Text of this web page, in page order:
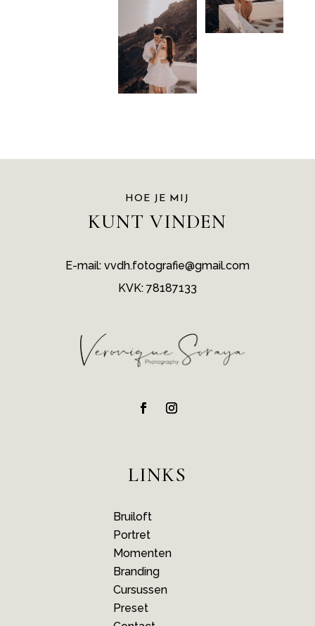
HOE JE MIJ
KUNT VINDEN
E-mail: vvdh.fotografie@gmail.com
KVK: 78187133
LINKS
Bruiloft
Portret
Momenten
Branding
Cursussen
Preset